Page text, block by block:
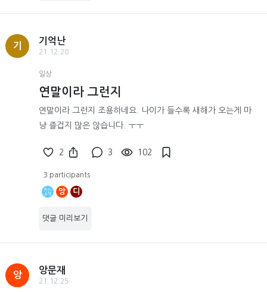
기
기억난
21.12.28
일상
연말이라 그런지
연말이라 그런지 조용하네요. 나이가 들수록 새해가 오는게 마
냥 즐겁지 많은 않습니다. ㅜㅜ
2 3 102
3 participants
앙 디
댓글 미리보기
앙
앙문재
21.12.25